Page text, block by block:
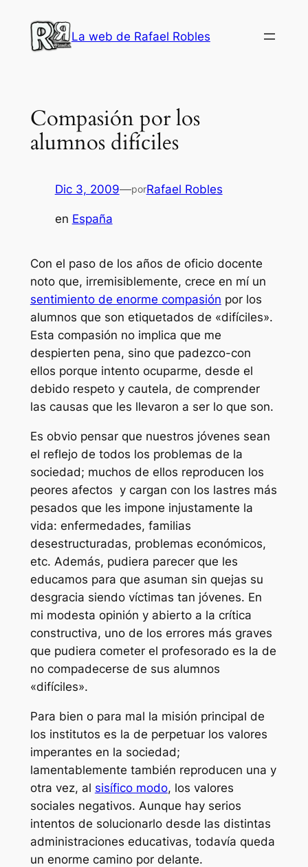
contenido
La web de Rafael Robles
Compasión por los
alumnos difíciles
Dic 3, 2009—porRafael Robles
en España
Con el paso de los años de oficio docente
noto que, irremisiblemente, crece en mí un
sentimiento de enorme compasión por los
alumnos que son etiquetados de «difíciles».
Esta compasión no implica que me
despierten pena, sino que padezco-con
ellos porque intento ocuparme, desde el
debido respeto y cautela, de comprender
las causas que les llevaron a ser lo que son.
Es obvio pensar que nuestros jóvenes sean
el reflejo de todos los problemas de la
sociedad; muchos de ellos reproducen los
peores afectos y cargan con los lastres más
pesados que les impone injustamente la
vida: enfermedades, familias
desestructuradas, problemas económicos,
etc. Además, pudiera parecer que les
educamos para que asuman sin quejas su
desgracia siendo víctimas tan jóvenes. En
mi modesta opinión y abierto a la crítica
constructiva, uno de los errores más graves
que pudiera cometer el profesorado es la de
no compadecerse de sus alumnos
«difíciles».
Para bien o para mal la misión principal de
los institutos es la de perpetuar los valores
imperantes en la sociedad;
lamentablemente también reproducen una y
otra vez, al sisífico modo, los valores
sociales negativos. Aunque hay serios
intentos de solucionarlo desde las distintas
administraciones educativas, todavía queda
un enorme camino por delante.